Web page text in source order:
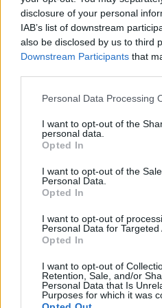
disclosure of your personal
IAB’s list of downstream
also be disclosed by us to third
Downstream Participants that
Personal Data Processing
I want to opt-out of the
personal data.
Opted In
I want to opt-out of the
Personal Data.
Opted In
I want to opt-out of
Personal Data for Targeted
Opted In
I want to opt-out of
Retention, Sale, and/or
Personal Data that Is
Purposes for which it was
Comentari:
Deseu el meu nom, el
aquest navegador per a la